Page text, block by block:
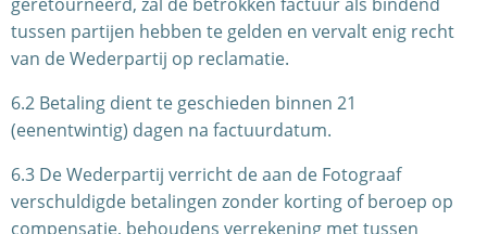
tussen partijen hebben te gelden en vervalt enig recht
van de Wederpartij op reclamatie.
6.2 Betaling dient te geschieden binnen 21
(eenentwintig) dagen na factuurdatum.
6.3 De Wederpartij verricht de aan de Fotograaf
verschuldigde betalingen zonder korting of beroep op
compensatie, behoudens verrekening met tussen